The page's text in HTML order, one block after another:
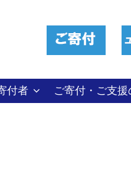
付者 ご寄付・ご支援